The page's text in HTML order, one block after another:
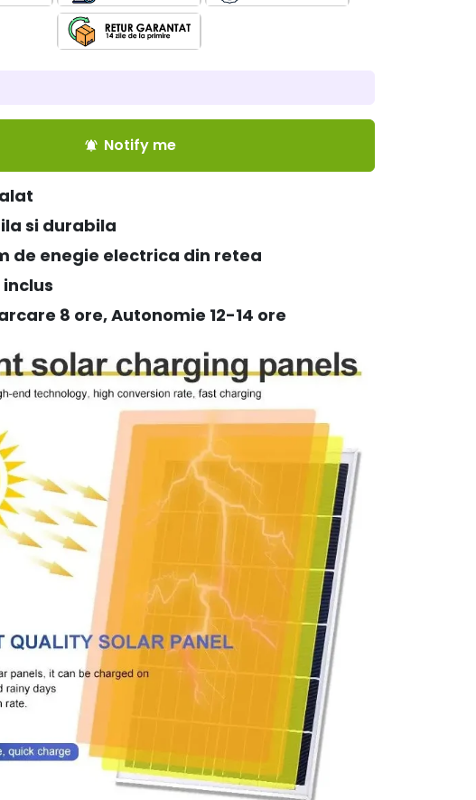
notifications_active Notify me
si durabila
de enegie electrica din retea
8 ore, Autonomie 12-14 ore